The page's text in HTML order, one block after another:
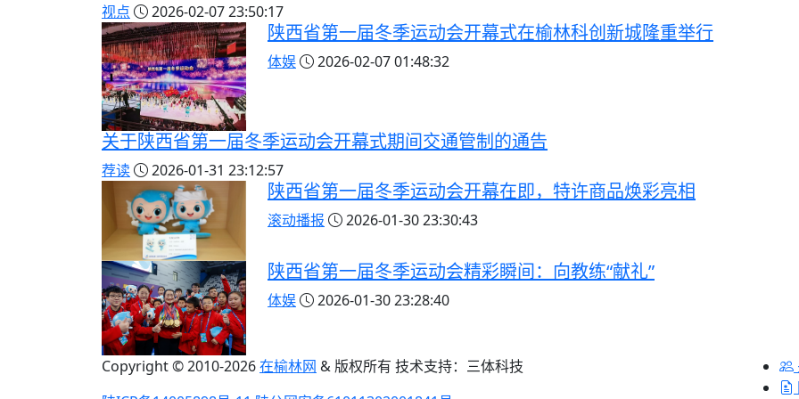
视点 2026-02-07 23:50:17
陕西省第一届冬季运动会开幕式在榆林科创新城隆重举行
体娱 2026-02-07 01:48:32
关于陕西省第一届冬季运动会开幕式期间交通管制的通告
荐读 2026-01-31 23:12:57
陕西省第一届冬季运动会开幕在即，特许商品焕彩亮相
滚动播报 2026-01-30 23:30:43
陕西省第一届冬季运动会精彩瞬间：向教练“献礼”
体娱 2026-01-30 23:28:40
Copyright © 2010-2026在榆林网 & 版权所有 技术支持：三体科技